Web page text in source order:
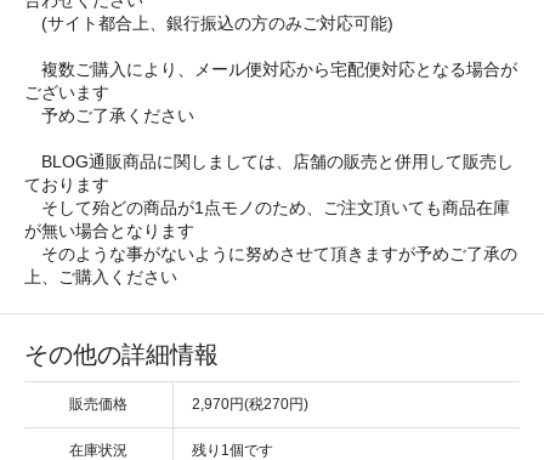
(サイト都合上、銀行振込の方のみご対応可能)
複数ご購入により、メール便対応から宅配便対応となる場合が
ございます
予めご了承ください
BLOG通販商品に関しましては、店舗の販売と併用して販売し
ております
そして殆どの商品が1点モノのため、ご注文頂いても商品在庫
が無い場合となります
そのような事がないように努めさせて頂きますが予めご了承の
上、ご購入ください
その他の詳細情報
販売価格 2,970円(税270円)
在庫状況 残り1個です